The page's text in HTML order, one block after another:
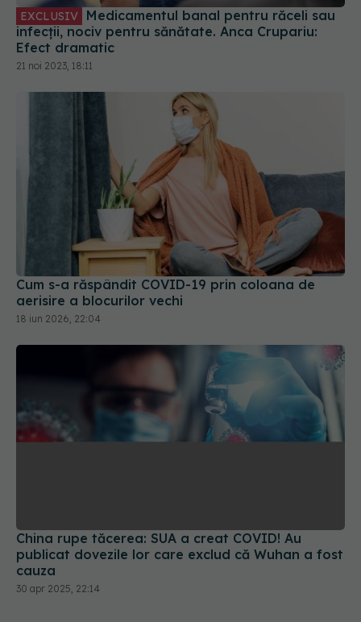
EXCLUSIV
infecții, nociv pentru sănătate. Anca Crupariu:
Efect dramatic
21 noi 2023, 18:11
Cum s-a răspândit COVID-19 prin coloana de
aerisire a blocurilor vechi
18 iun 2026, 22:04
China rupe tăcerea: SUA a creat COVID! Au
publicat dovezile lor care exclud că Wuhan a fost
cauza
30 apr 2025, 22:14